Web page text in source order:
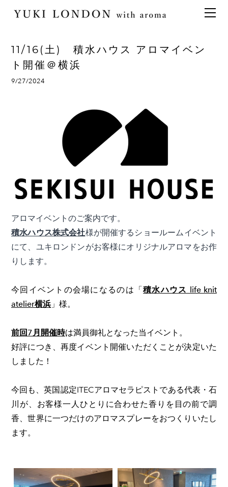
11/16(土) 積水ハウス アロマイベン
ト開催＠横浜
9/27/2024
アロマイベントのご案内です。
積水ハウス株式会社様が開催するショールームイベント
にて、ユキロンドンがお客様にオリジナルアロマをお作
りします。
今回イベントの会場になるのは「積水ハウス life knit
atelier横浜」様。
前回7月開催時は満員御礼となった当イベント。
好評につき、再度イベント開催いただくことが決定いた
しました！
今回も、英国認定ITECアロマセラピストである代表・石
川が、 お客様一人ひとりに合わせた香りを目の前で調
香、世界に一つだけのアロマスプレーをおつくりいたし
ます。​
最新情報
メディア情報
アロマイベント／講習会
アロマ空間デザイン
アロマ空間導入の目的・メリット
香りの定期便
オリジナル商品
精油56種
グッズ基材
名入れギフト
特別なギフトセレクション
アロマコラム